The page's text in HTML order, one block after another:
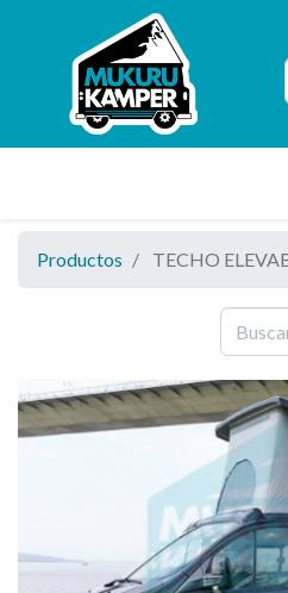
Productos TECHO